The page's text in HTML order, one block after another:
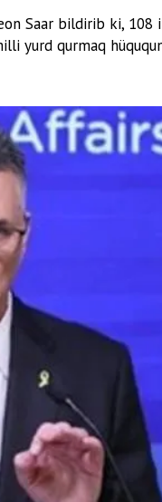
Saar bildirib ki, 108
yurd qurmaq